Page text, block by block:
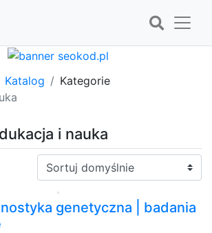
Katalog
Kategorie
i nauka
Sortuj:
genetyczna | badania